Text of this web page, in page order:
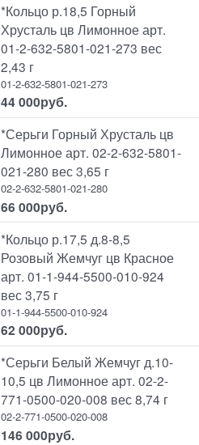
*Кольцо р.18,5 Горный
Хрусталь цв Лимонное арт.
01-2-632-5801-021-273 вес
2,43 г
01-2-632-5801-021-273
44 000руб.
*Серьги Горный Хрусталь цв
Лимонное арт. 02-2-632-5801-
021-280 вес 3,65 г
02-2-632-5801-021-280
66 000руб.
*Кольцо р.17,5 д.8-8,5
Розовый Жемчуг цв Красное
арт. 01-1-944-5500-010-924
вес 3,75 г
01-1-944-5500-010-924
62 000руб.
*Серьги Белый Жемчуг д.10-
10,5 цв Лимонное арт. 02-2-
771-0500-020-008 вес 8,74 г
02-2-771-0500-020-008
146 000руб.